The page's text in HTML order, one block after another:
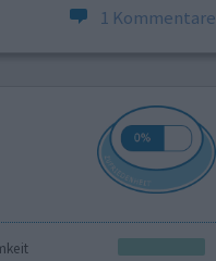
1 Kommentare